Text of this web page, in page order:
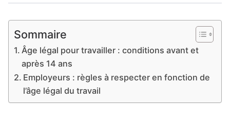
Sommaire
Âge légal pour travailler : conditions avant et
après 14 ans
Employeurs : règles à respecter en fonction de
l’âge légal du travail